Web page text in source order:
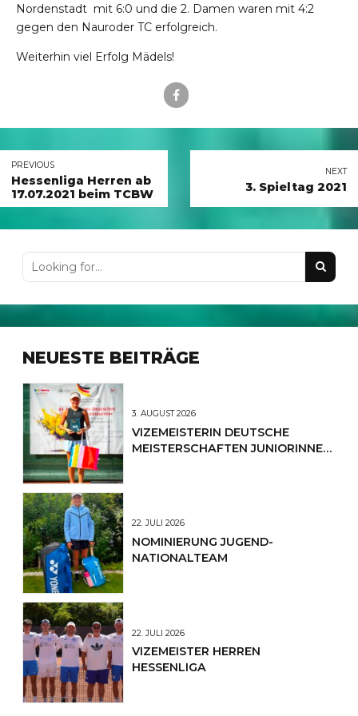
Nordenstadt mit 6:0 und die 2. Damen waren mit 4:2
gegen den Nauroder TC erfolgreich.
Weiterhin viel Erfolg Mädels!
PREVIOUS
Hessenliga Herren ab
17.07.2021 beim TCBW
NEXT
3. Spieltag 2021
NEUESTE BEITRÄGE
3. AUGUST 2026
VIZEMEISTERIN DEUTSCHE
MEISTERSCHAFTEN JUNIORINNEN
22. JULI 2026
NOMINIERUNG JUGEND-
NATIONALTEAM
22. JULI 2026
VIZEMEISTER HERREN
HESSENLIGA